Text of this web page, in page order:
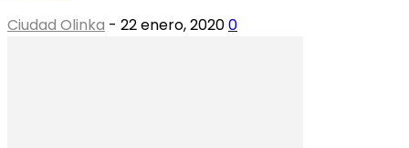
Ciudad Olinka - 22 enero, 20200